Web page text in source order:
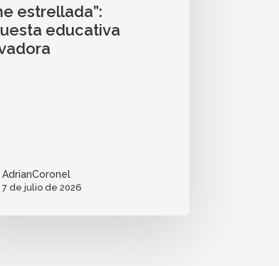
estrellada”:
educativa
AdrianCoronel
7 de julio de 2026